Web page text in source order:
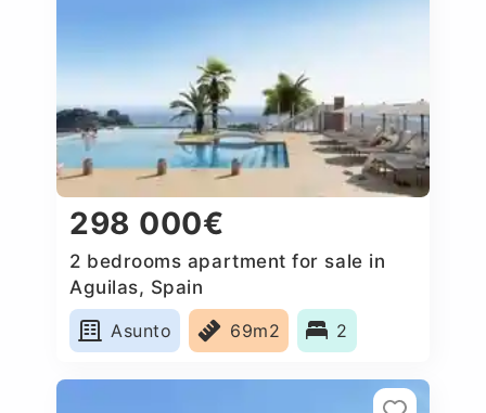
298 000€
2 bedrooms apartment for sale in
Aguilas, Spain
Asunto
69m2 2